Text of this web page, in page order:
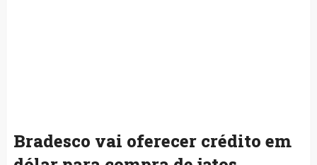
Bradesco vai oferecer crédito em